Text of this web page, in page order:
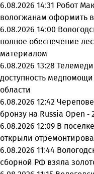
6.08.2026 14:31 Робот
вологжанам оформить
6.08.2026 14:00
полное обеспечение
материалом
6.08.2026 13:28
доступность
области
6.08.2026 12:42
бронзу на Russia Open -
6.08.2026 12:09 В
открыли
6.08.2026 11:44
сборной РФ взяла